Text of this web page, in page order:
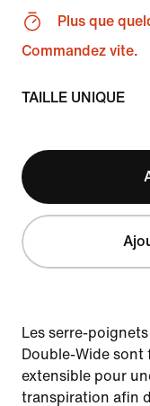
Plus que
Commandez vite.
TAILLE UNIQUE
Les serre-
Double-Wide
extensible pour
transpiration afin